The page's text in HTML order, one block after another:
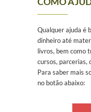
Qualquer ajuda é
dinheiro até
livros, bem como
cursos, parcerias,
Para saber mais
no botão abaixo: